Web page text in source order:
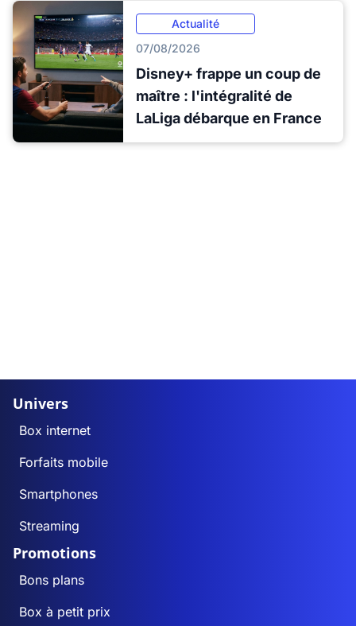
Actualité
07/08/2026
Disney+ frappe un coup de
maître : l'intégralité de
LaLiga débarque en France
Univers
Box internet
Forfaits mobile
Smartphones
Streaming
Promotions
Bons plans
Box à petit prix